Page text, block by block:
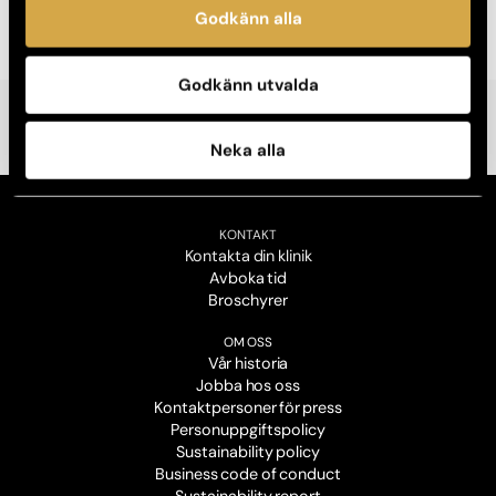
Godkänn alla
Godkänn utvalda
Neka alla
KONTAKT
Kontakta din klinik
Avboka tid
Broschyrer
OM OSS
Vår historia
Jobba hos oss
Kontaktpersoner för press
Personuppgiftspolicy
Sustainability policy
Business code of conduct